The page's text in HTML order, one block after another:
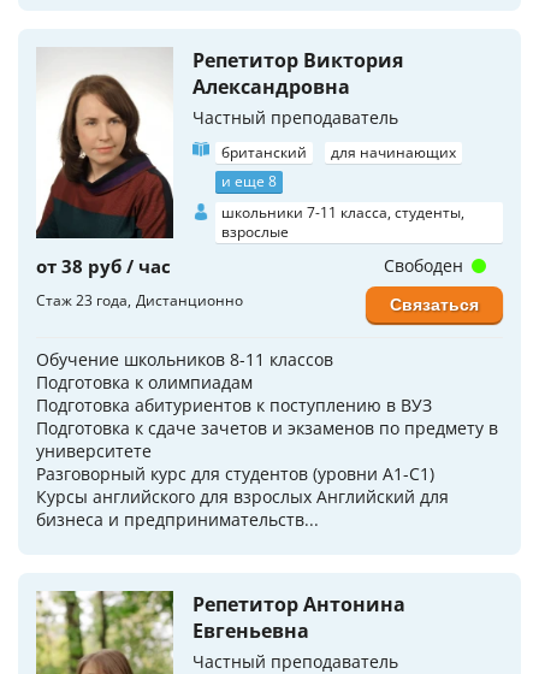
Репетитор Виктория
Александровна
Частный преподаватель
британский
для начинающих
и еще 8
школьники 7-11 класса, студенты,
взрослые
от 38 руб / час
Стаж 23 года Дистанционно
Обучение школьников 8-11 классов
Подготовка к олимпиадам
Подготовка абитуриентов к поступлению в ВУЗ
Подготовка к сдаче зачетов и экзаменов по предмету в
университете
Разговорный курс для студентов (уровни A1-C1)
Курсы английского для взрослых Английский для
бизнеса и предпринимательств...
Свободен
Связаться
Репетитор Антонина
Евгеньевна
Частный преподаватель